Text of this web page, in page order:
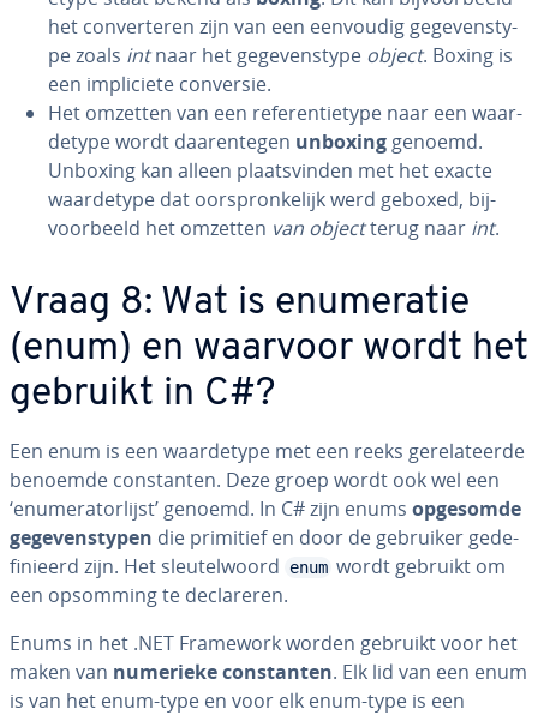
het con­ver­te­ren zijn van een eenvoudig ge­ge­vens­ty­
pe zoals intnaar het ge­ge­vens­ty­pe object. Boxing is
een im­pli­cie­te conversie.
Het omzetten van een re­fe­ren­ti­e­ty­pe naar een waar­
de­ty­pe wordt daar­en­te­gen unboxing genoemd.
Unboxing kan alleen plaats­vin­den met het exacte
waar­de­ty­pe dat oor­spron­ke­lijk werd geboxed, bij­
voor­beeld het omzetten van objectterug naar int.
Vraag 8: Wat is enu­me­ra­tie
(enum) en waarvoor wordt het
gebruikt in C#?
Een enum is een waar­de­ty­pe met een reeks ge­re­la­teer­de
benoemde con­stan­ten. Deze groep wordt ook wel een
‘enu­me­ra­tor­lijst’ genoemd. In C# zijn enums opgesomde
ge­ge­vens­ty­pen die primitief en door de gebruiker ge­de­
fi­ni­eerd zijn. Het sleu­tel­woord
enum wordt gebruikt om
een opsomming te de­cla­re­ren.
Enums in het .NET Framework worden gebruikt voor het
maken van numerieke con­stan­ten. Elk lid van een enum
is van het enum-type en voor elk enum-type is een